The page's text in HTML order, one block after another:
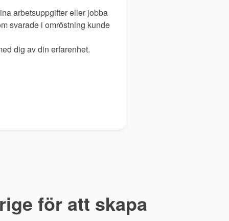
arbetsuppgifter eller jobba
svarade i omröstning kunde
dig av din erfarenhet.
för att skapa